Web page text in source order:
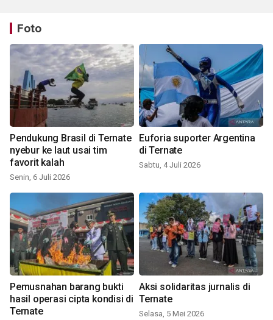
Foto
Pendukung Brasil di Ternate
nyebur ke laut usai tim
favorit kalah
Senin, 6 Juli 2026
Euforia suporter Argentina
di Ternate
Sabtu, 4 Juli 2026
Pemusnahan barang bukti
hasil operasi cipta kondisi di
Ternate
Aksi solidaritas jurnalis di
Ternate
Selasa, 5 Mei 2026